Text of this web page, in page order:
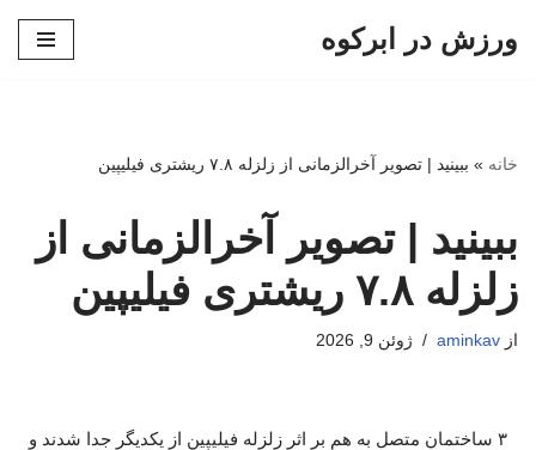
ورزش در ابرکوه
خانه » ببینید | تصویر آخرالزمانی از زلزله ۷.۸ ریشتری‌ فیلیپین
ببینید | تصویر آخرالزمانی از
زلزله ۷.۸ ریشتری‌ فیلیپین
از aminkav ژوئن 9, 2026
۳ ساختمان متصل به هم بر اثر زلزله فیلیپین از یکدیگر جدا شدند و